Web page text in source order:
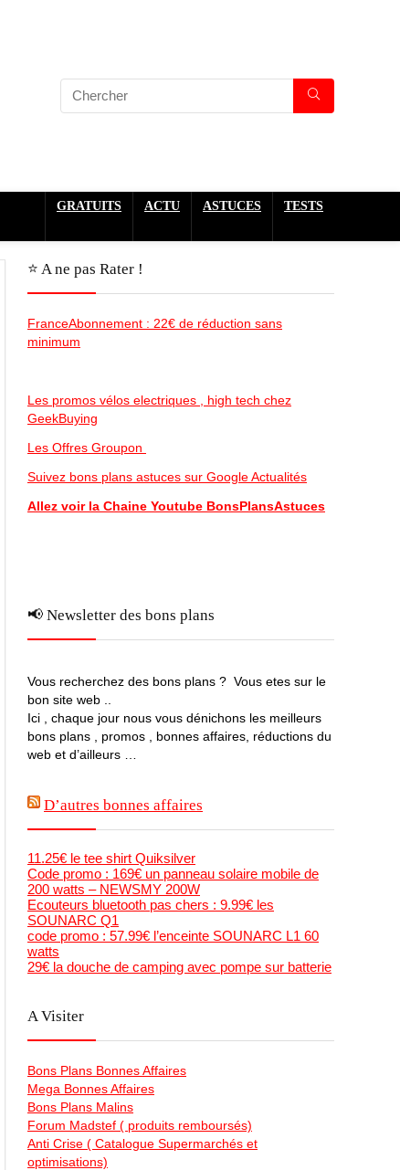
GRATUITS ACTU ASTUCES TESTS
⭐️ A ne pas Rater !
FranceAbonnement : 22€ de réduction sans
minimum
Les promos vélos electriques , high tech chez
GeekBuying
Les Offres Groupon
Suivez bons plans astuces sur Google Actualités
Allez voir la Chaine Youtube BonsPlansAstuces
📢 Newsletter des bons plans
Vous recherchez des bons plans ? Vous etes sur le
bon site web ..
Ici , chaque jour nous vous dénichons les meilleurs
bons plans , promos , bonnes affaires, réductions du
web et d’ailleurs …
D’autres bonnes affaires
11.25€ le tee shirt Quiksilver
Code promo : 169€ un panneau solaire mobile de
200 watts – NEWSMY 200W
Ecouteurs bluetooth pas chers : 9.99€ les
SOUNARC Q1
code promo : 57.99€ l’enceinte SOUNARC L1 60
watts
29€ la douche de camping avec pompe sur batterie
A Visiter
Bons Plans Bonnes Affaires
Mega Bonnes Affaires
Bons Plans Malins
Forum Madstef ( produits remboursés)
Anti Crise ( Catalogue Supermarchés et
optimisations)